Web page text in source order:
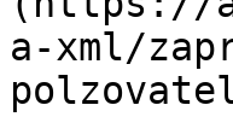
a-xml/